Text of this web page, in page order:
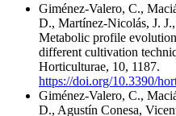
Giménez-Valero, C.,
D., Martínez-Nicolás, J.
Metabolic profile
different cultivation
Horticulturae, 10, 1187.
https://doi.org/10.3390/
Giménez-Valero, C.,
D., Agustín Conesa,